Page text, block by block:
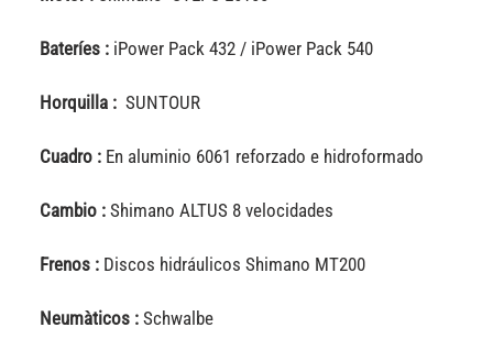
Bateríes : iPower Pack 432 / iPower Pack 540
Horquilla :SUNTOUR
Cuadro : En aluminio 6061 reforzado e hidroformado
Cambio :Shimano ALTUS 8 velocidades
Frenos : Discos hidráulicos Shimano MT200
Neumàticos :Schwalbe